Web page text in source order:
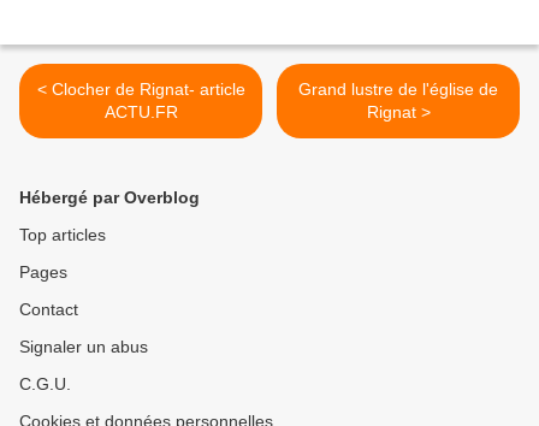
< Clocher de Rignat- article
ACTU.FR
Grand lustre de l'église de
Rignat >
Hébergé par Overblog
Top articles
Pages
Contact
Signaler un abus
C.G.U.
Cookies et données personnelles